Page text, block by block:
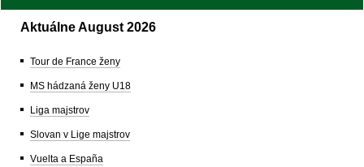
Aktuálne August 2026
Tour de France ženy
MS hádzaná ženy U18
Liga majstrov
Slovan v Lige majstrov
Vuelta a España